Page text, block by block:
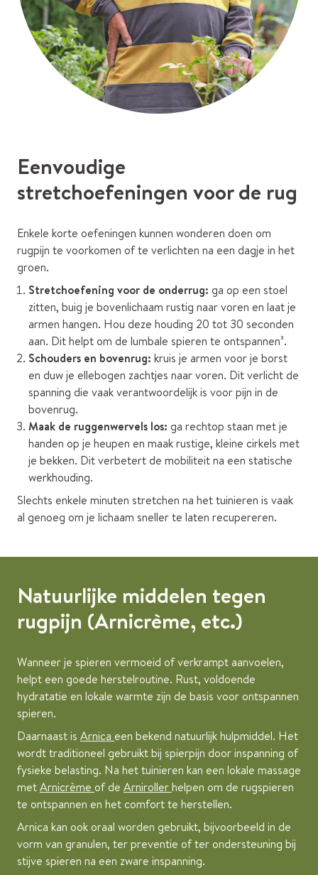
Eenvoudige
stretchoefeningen voor de rug
Enkele korte oefeningen kunnen wonderen doen om
rugpijn te voorkomen of te verlichten na een dagje in het
groen.
Stretchoefening voor de onderrug: ga op een stoel
zitten, buig je bovenlichaam rustig naar voren en laat je
armen hangen. Hou deze houding 20 tot 30 seconden
aan. Dit helpt om de lumbale spieren te ontspannen³.
Schouders en bovenrug: kruis je armen voor je borst
en duw je ellebogen zachtjes naar voren. Dit verlicht de
spanning die vaak verantwoordelijk is voor pijn in de
bovenrug.
Maak de ruggenwervels los: ga rechtop staan met je
handen op je heupen en maak rustige, kleine cirkels met
je bekken. Dit verbetert de mobiliteit na een statische
werkhouding.
Slechts enkele minuten stretchen na het tuinieren is vaak
al genoeg om je lichaam sneller te laten recupereren.
Natuurlijke middelen tegen
rugpijn (Arnicrème, etc.)
Wanneer je spieren vermoeid of verkrampt aanvoelen,
helpt een goede herstelroutine. Rust, voldoende
hydratatie en lokale warmte zijn de basis voor ontspannen
spieren.
Daarnaast is Arnica een bekend natuurlijk hulpmiddel. Het
wordt traditioneel gebruikt bij spierpijn door inspanning of
fysieke belasting. Na het tuinieren kan een lokale massage
metArnicrème of de Arnirollerhelpen om de rugspieren
te ontspannen en het comfort te herstellen.
Arnica kan ook oraal worden gebruikt, bijvoorbeeld in de
vorm van granulen, ter preventie of ter ondersteuning bij
stijve spieren na een zware inspanning.